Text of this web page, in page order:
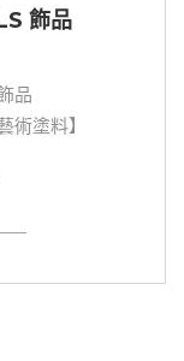
飾品
品
塗料】